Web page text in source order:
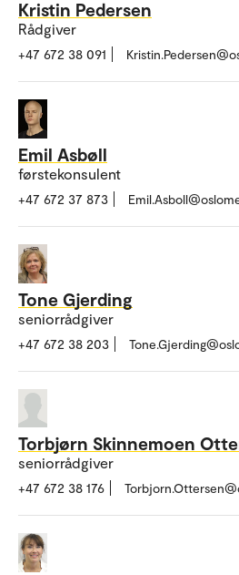
Kristin Pedersen
Rådgiver
+47 672 38 091
Emil Asbøll
førstekonsulent
+47 672 37 873
Tone Gjerding
seniorrådgiver
+47 672 38 203
Torbjørn Skinnemoen
seniorrådgiver
+47 672 38 176